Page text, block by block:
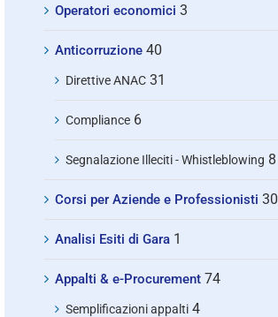
Operatori economici 3
Anticorruzione 40
Direttive ANAC 31
Compliance 6
Segnalazione Illeciti - Whistleblowing 8
Corsi per Aziende e Professionisti 30
Analisi Esiti di Gara 1
Appalti & e-Procurement 74
Semplificazioni appalti 4